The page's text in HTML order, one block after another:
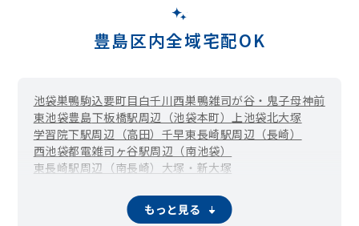
豊島区内全域宅配OK
池袋巣鴨駒込要町目白千川西巣鴨雑司が谷・鬼子母神前
東池袋豊島下板橋駅周辺（池袋本町）上池袋北大塚
学習院下駅周辺（高田） 千早東長崎駅周辺（長崎）
西池袋都電雑司ヶ谷駅周辺（南池袋）
東長崎駅周辺（南長崎） 大塚・新大塚
もっと見る